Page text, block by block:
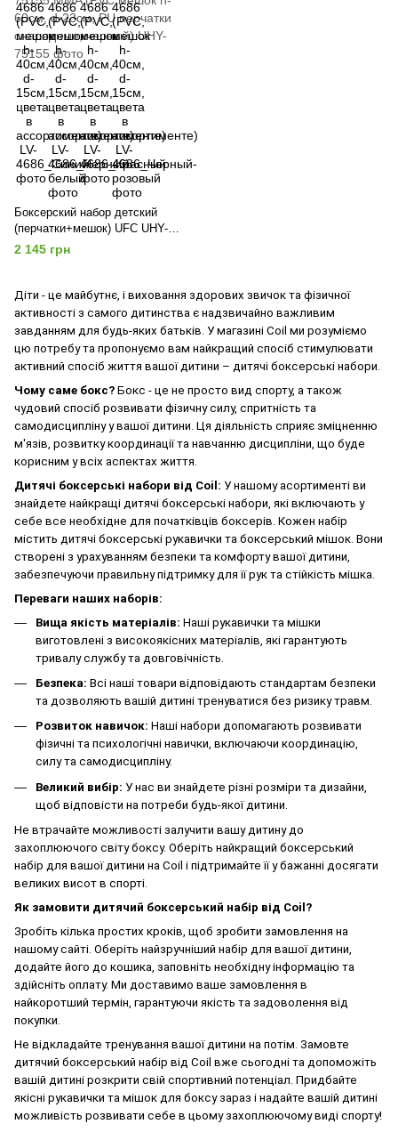
Боксерский набор детский
(перчатки+мешок) UFC UHY-
75155 MMA (PVC мешок h-
60см, d-23см, PU перчатки
2 145 грн
Діти - це майбутнє, і виховання здорових звичок та фізичної
активності з самого дитинства є надзвичайно важливим
завданням для будь-яких батьків. У магазині Coil ми розуміємо
цю потребу та пропонуємо вам найкращий спосіб стимулювати
активний спосіб життя вашої дитини – дитячі боксерські набори.
Чому саме бокс? Бокс - це не просто вид спорту, а також
чудовий спосіб розвивати фізичну силу, спритність та
самодисципліну у вашої дитини. Ця діяльність сприяє зміцненню
м'язів, розвитку координації та навчанню дисципліни, що буде
корисним у всіх аспектах життя.
Дитячі боксерські набори від Coil: У нашому асортименті ви
знайдете найкращі дитячі боксерські набори, які включають у
себе все необхідне для початківців боксерів. Кожен набір
містить дитячі боксерські рукавички та боксерський мішок. Вони
створені з урахуванням безпеки та комфорту вашої дитини,
забезпечуючи правильну підтримку для її рук та стійкість мішка.
Переваги наших наборів:
Вища якість матеріалів: Наші рукавички та мішки
виготовлені з високоякісних матеріалів, які гарантують
тривалу службу та довговічність.
Безпека: Всі наші товари відповідають стандартам безпеки
та дозволяють вашій дитині тренуватися без ризику травм.
Розвиток навичок: Наші набори допомагають розвивати
фізичні та психологічні навички, включаючи координацію,
силу та самодисципліну.
Великий вибір: У нас ви знайдете різні розміри та дизайни,
щоб відповісти на потреби будь-якої дитини.
Не втрачайте можливості залучити вашу дитину до
захоплюючого світу боксу. Оберіть найкращий боксерський
набір для вашої дитини на Coil і підтримайте її у бажанні досягати
великих висот в спорті.
Як замовити дитячий боксерський набір від Coil?
Зробіть кілька простих кроків, щоб зробити замовлення на
нашому сайті. Оберіть найзручніший набір для вашої дитини,
додайте його до кошика, заповніть необхідну інформацію та
здійсніть оплату. Ми доставимо ваше замовлення в
найкоротший термін, гарантуючи якість та задоволення від
покупки.
Не відкладайте тренування вашої дитини на потім. Замовте
дитячий боксерський набір від Coil вже сьогодні та допоможіть
вашій дитині розкрити свій спортивний потенціал. Придбайте
якісні рукавички та мішок для боксу зараз і надайте вашій дитині
можливість розвивати себе в цьому захоплюючому виді спорту!